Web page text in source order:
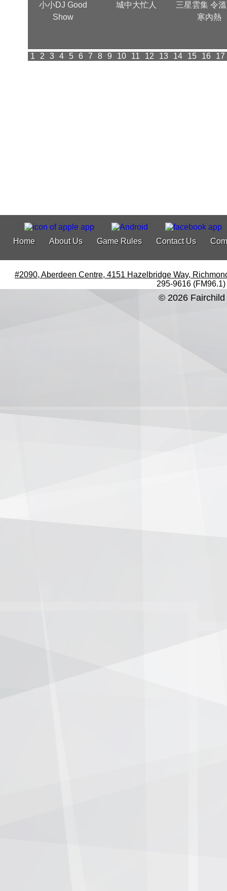
小小DJ Good
Show
城中大忙人
三星雲集 令
寒內熱
1 2 3 4 5 6 7 8 9 10 11 12 13 14 15 16 17
Home About Us Game Rules Contact Us
#2090, Aberdeen Centre, 4151 Hazelbridge Way,
295-9616 (FM96.1)
© 2026 Fairchild